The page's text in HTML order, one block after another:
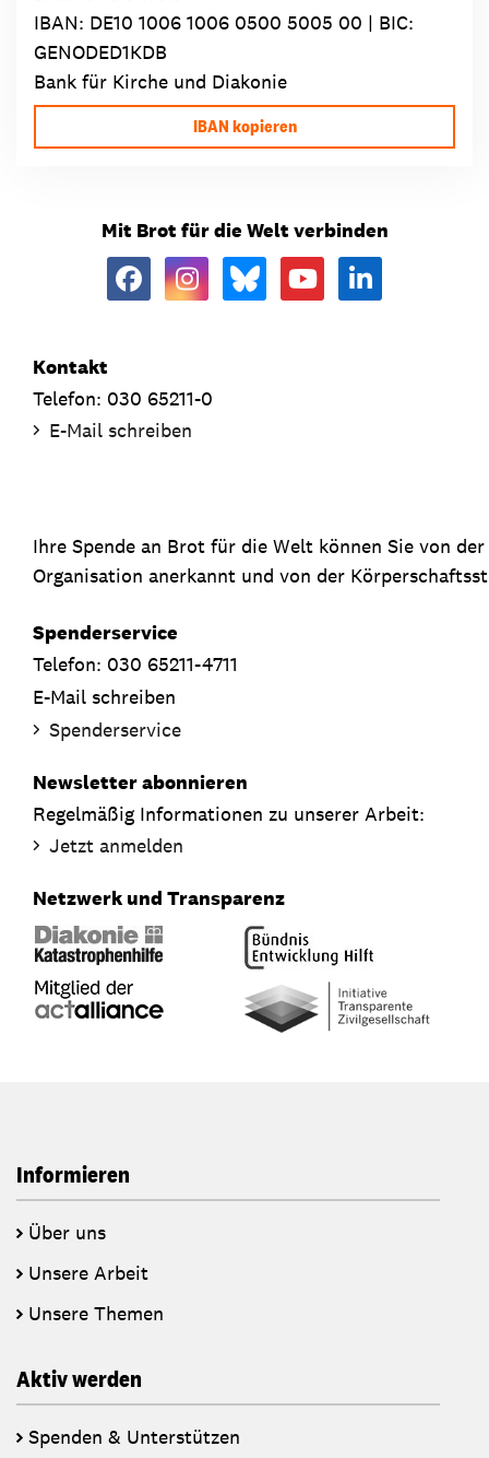
IBAN: DE10 1006 1006 0500 5005 00 | BIC:
GENODED1KDB
Bank für Kirche und Diakonie
IBAN kopieren
Mit Brot für die Welt verbinden
Kontakt
Telefon: 030 65211-0
E-Mail schreiben
Ihre Spende an Brot für die Welt können Sie von
Organisation anerkannt und von der
Spenderservice
Telefon: 030 65211-4711
E-Mail schreiben
Spenderservice
Newsletter abonnieren
Regelmäßig Informationen zu unserer Arbeit:
Jetzt anmelden
Netzwerk und Transparenz
Informieren
Über uns
Unsere Arbeit
Unsere Themen
Aktiv werden
Spenden & Unterstützen